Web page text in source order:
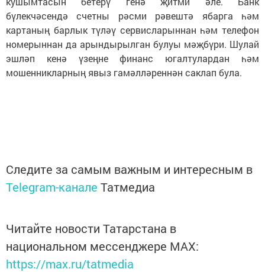
бүлекчәсендә счетны рәсми рәвештә ябарга һәм
картаның барлык түләү сервисларыннан һәм телефон
номерыннан да арындырылган булуы мәҗбүри. Шулай
эшләп кенә үзеңне финанс югалтулардан һәм
мошенникларның явыз гамәлләреннән саклап була.
Следите за самым важным и интересным в
Telegram-канале Татмедиа
Читайте новости Татарстана в
национальном мессенджере MАХ:
https://max.ru/tatmedia